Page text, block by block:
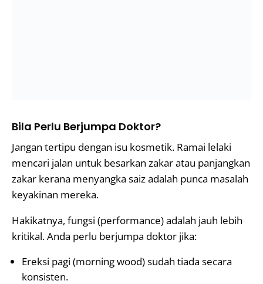
Bila Perlu Berjumpa Doktor?
Jangan tertipu dengan isu kosmetik. Ramai lelaki
mencari jalan untuk besarkan zakar atau panjangkan
zakar kerana menyangka saiz adalah punca masalah
keyakinan mereka.
Hakikatnya, fungsi (performance) adalah jauh lebih
kritikal. Anda perlu berjumpa doktor jika:
Ereksi pagi (morning wood) sudah tiada secara
konsisten.